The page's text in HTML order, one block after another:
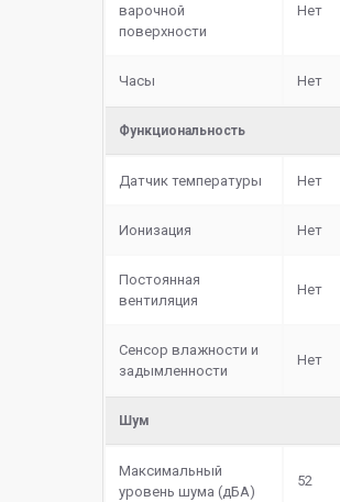
варочной
поверхности
Нет
Часы Нет
Функциональность
Датчик температуры Нет
Ионизация Нет
Постоянная
вентиляция
Нет
Сенсор влажности и
задымленности
Нет
Шум
Максимальный
уровень шума (дБА)
52